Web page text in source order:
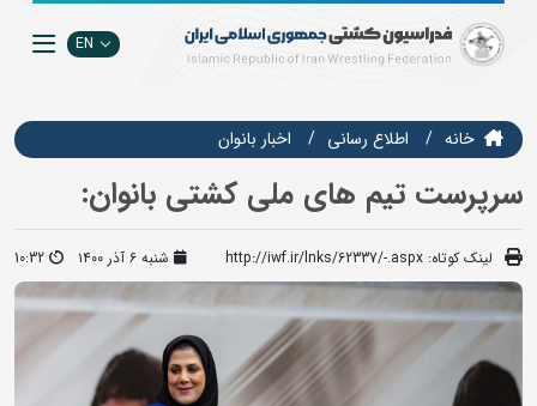
EN
خانه اطلاع رسانی اخبار بانوان
سرپرست تیم های ملی کشتی بانوان:
لینک کوتاه: http://iwf.ir/lnks/62337/-.aspx شنبه ۶ آذر ۱۴۰۰ 10:32